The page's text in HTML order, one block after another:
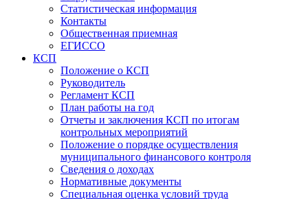
Статистическая информация
Контакты
Общественная приемная
ЕГИССО
КСП
Положение о КСП
Руководитель
Регламент КСП
План работы на год
Отчеты и заключения КСП по итогам
контрольных мероприятий
Положение о порядке осуществления
муниципального финансового контроля
Сведения о доходах
Нормативные документы
Специальная оценка условий труда